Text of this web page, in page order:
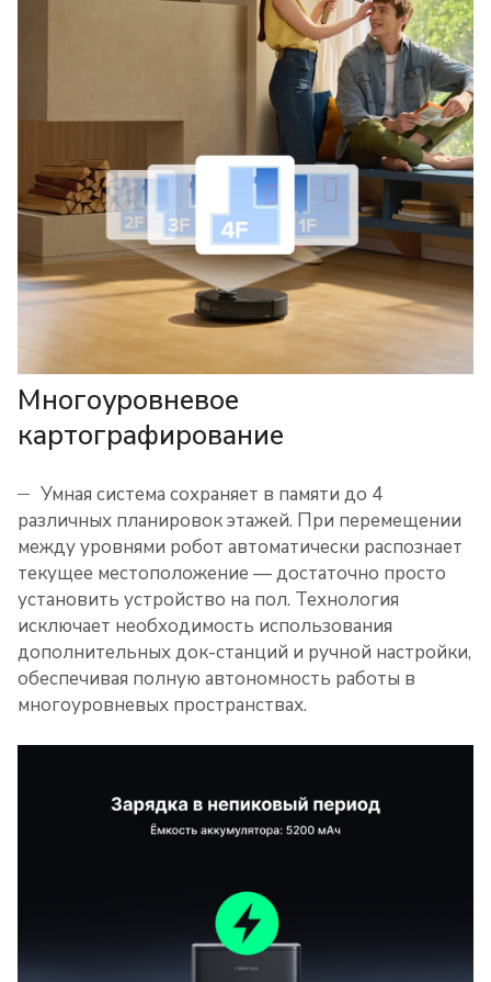
Многоуровневое
картографирование
Умная система сохраняет в памяти до 4
различных планировок этажей. При перемещении
между уровнями робот автоматически распознает
текущее местоположение — достаточно просто
установить устройство на пол. Технология
исключает необходимость использования
дополнительных док-станций и ручной настройки,
обеспечивая полную автономность работы в
многоуровневых пространствах.